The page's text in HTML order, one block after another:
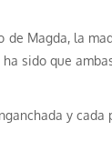
Magda, la
sido que
y cada